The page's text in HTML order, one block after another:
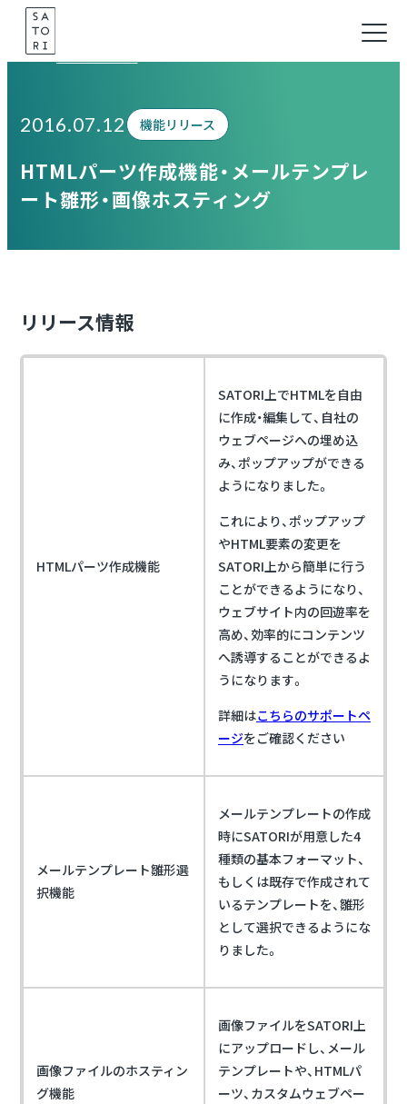
Skip
content
2016.07.12 機能リリース
HTMLパーツ作成機能・メールテンプレ
ート雛形・画像ホスティング
リリース情報
HTMLパーツ作成機能
SATORI上でHTMLを自由
に作成・編集して、自社の
ウェブページへの埋め込
み、ポップアップができる
ようになりました。
これにより、ポップアップ
やHTML要素の変更を
SATORI上から簡単に行う
ことができるようになり、
ウェブサイト内の回遊率を
高め、効率的にコンテンツ
へ誘導することができるよ
うになります。
詳細はこちらのサポートペ
ージをご確認ください
メールテンプレート雛形選
択機能
メールテンプレートの作成
時にSATORIが用意した4
種類の基本フォーマット、
もしくは既存で作成されて
いるテンプレートを、雛形
として選択できるようにな
りました。
画像ファイルのホスティン
グ機能
画像ファイルをSATORI上
にアップロードし、メール
テンプレートや、HTMLパ
ーツ、カスタムウェブペー